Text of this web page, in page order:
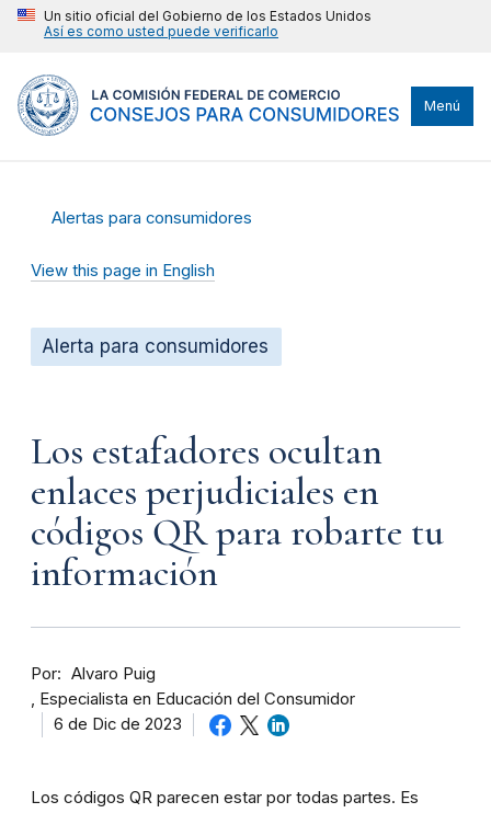
Un sitio oficial del Gobierno de los Estados Unidos
Así es como usted puede verificarlo
Menú
Alertas para consumidores
View this page in English
Alerta para consumidores
Los estafadores ocultan
enlaces perjudiciales en
códigos QR para robarte tu
información
Por
Alvaro Puig
Especialista en Educación del Consumidor
6 de Dic de 2023
Los códigos QR parecen estar por todas partes. Es